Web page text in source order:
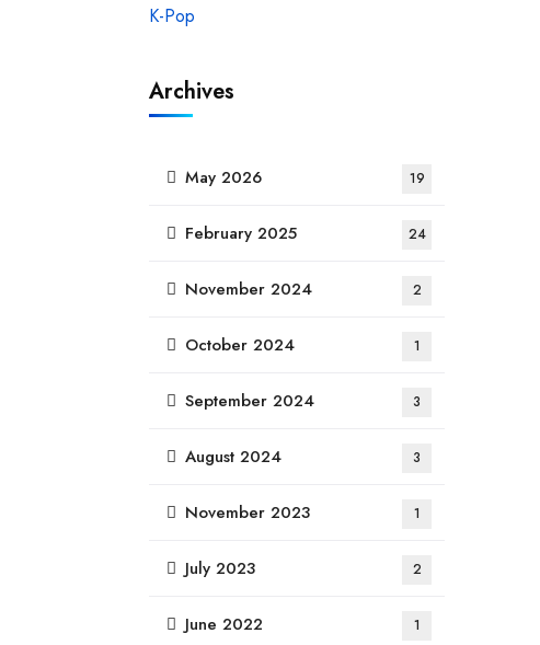
Archives
May 2026 19
February 2025 24
November 2024 2
October 2024 1
September 2024 3
August 2024 3
November 2023 1
July 2023 2
June 2022 1